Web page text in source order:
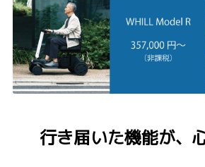
行き届いた機能が、